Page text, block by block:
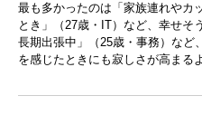
最も多かったのは「家族連れやカ
とき」（27歳・IT）など、幸せそ
長期出張中」（25歳・事務）など
を感じたときにも寂しさが高まる